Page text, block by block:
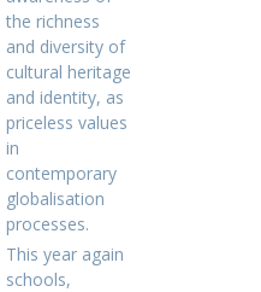
the richness
and diversity of
cultural heritage
and identity, as
priceless values
in
contemporary
globalisation
processes.
This year again
schools,